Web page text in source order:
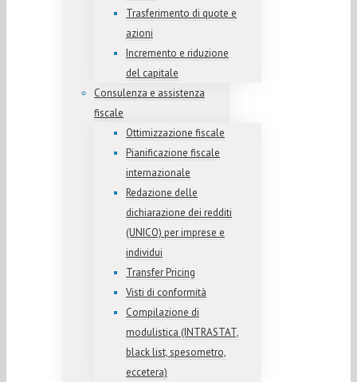
Trasferimento di quote e
azioni
Incremento e riduzione
del capitale
Consulenza e assistenza
fiscale
Ottimizzazione fiscale
Pianificazione fiscale
internazionale
Redazione delle
dichiarazione dei redditi
(UNICO) per imprese e
individui
Transfer Pricing
Visti di conformità
Compilazione di
modulistica (INTRASTAT,
black list, spesometro,
eccetera)